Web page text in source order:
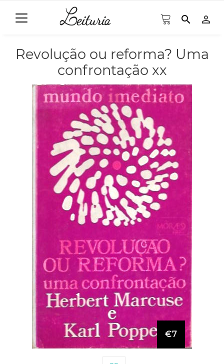
search person_outline
Revolução ou reforma? Uma
confrontação xx
€7